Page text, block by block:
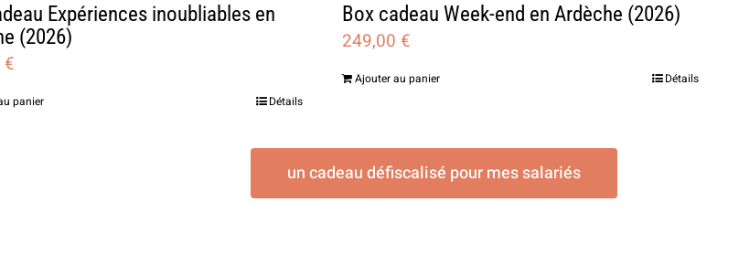
Expériences inoubliables en
(2026)
€
panier Détails
Box cadeau Week-end en Ardèche (2026)
249,00 €
Ajouter au panier Détails
un cadeau défiscalisé pour mes salariés